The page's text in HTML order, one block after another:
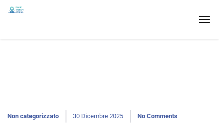
Non categorizzato 30 Dicembre 2025 No Comments